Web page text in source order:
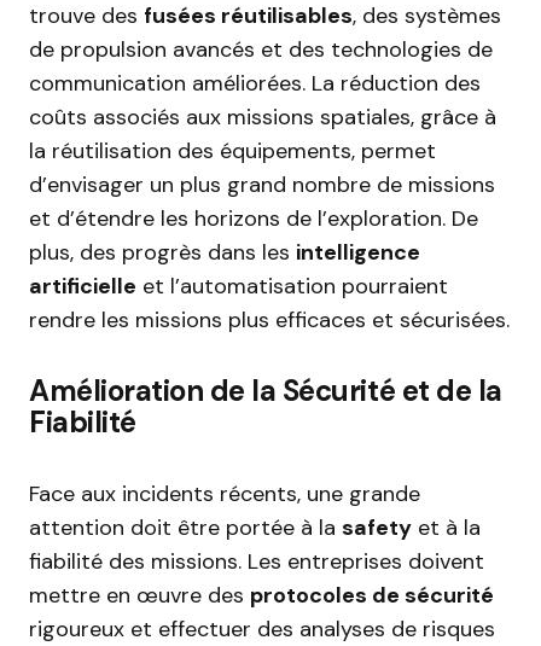
trouve des fusées réutilisables, des systèmes
de propulsion avancés et des technologies de
communication améliorées. La réduction des
coûts associés aux missions spatiales, grâce à
la réutilisation des équipements, permet
d’envisager un plus grand nombre de missions
et d’étendre les horizons de l’exploration. De
plus, des progrès dans les intelligence
artificielle et l’automatisation pourraient
rendre les missions plus efficaces et sécurisées.
Amélioration de la Sécurité et de la
Fiabilité
Face aux incidents récents, une grande
attention doit être portée à la safety et à la
fiabilité des missions. Les entreprises doivent
mettre en œuvre des protocoles de sécurité
rigoureux et effectuer des analyses de risques